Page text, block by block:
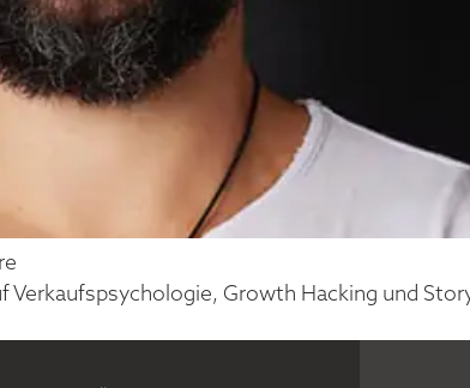
Verkaufspsychologie, Growth Hacking und